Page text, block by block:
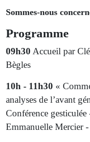
Sommes-nous
Programme
09h30 Accueil par
Bègles
10h - 11h30 «
analyses de l’avant
Conférence
Emmanuelle Mercier -